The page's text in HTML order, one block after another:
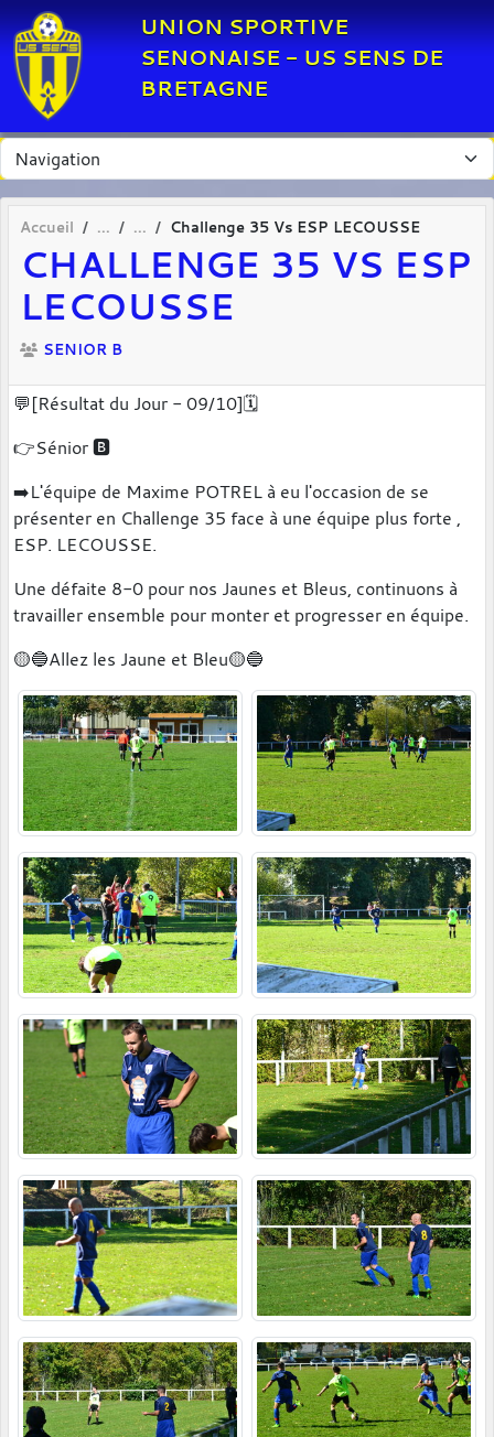
UNION SPORTIVE
SENONAISE - US SENS DE
BRETAGNE
Accueil Challenge 35 Vs ESP LECOUSSE
CHALLENGE 35 VS ESP
LECOUSSE
SENIOR B
💬[Résultat du Jour - 09/10]🗓
👉Sénior 🅱️
➡️L'équipe de Maxime POTREL à eu l'occasion de se
présenter en Challenge 35 face à une équipe plus forte ,
ESP. LECOUSSE.
Une défaite 8-0 pour nos Jaunes et Bleus, continuons à
travailler ensemble pour monter et progresser en équipe.
🟡🔵Allez les Jaune et Bleu🟡🔵
Panneau de gestion des cookies